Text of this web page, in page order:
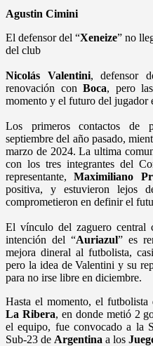
Agustin Cimini
El defensor del “Xeneize” no
del club
Nicolás Valentini, defensor
renovación con Boca, pero
momento y el futuro del jugador
Los primeros contactos de
septiembre del año pasado,
marzo de 2024. La ultima
con los tres integrantes del
representante,Maximiliano
positiva, y estuvieron lejos
comprometieron en definir el
El vínculo del zaguero central
intención del “Auriazul” es
mejora dineral al futbolista,
pero la idea de Valentini y su
para no irse libre en diciembre.
Hasta el momento, el
La Ribera, en donde metió 2
el equipo, fue convocado a la
Sub-23 de Argentina a los